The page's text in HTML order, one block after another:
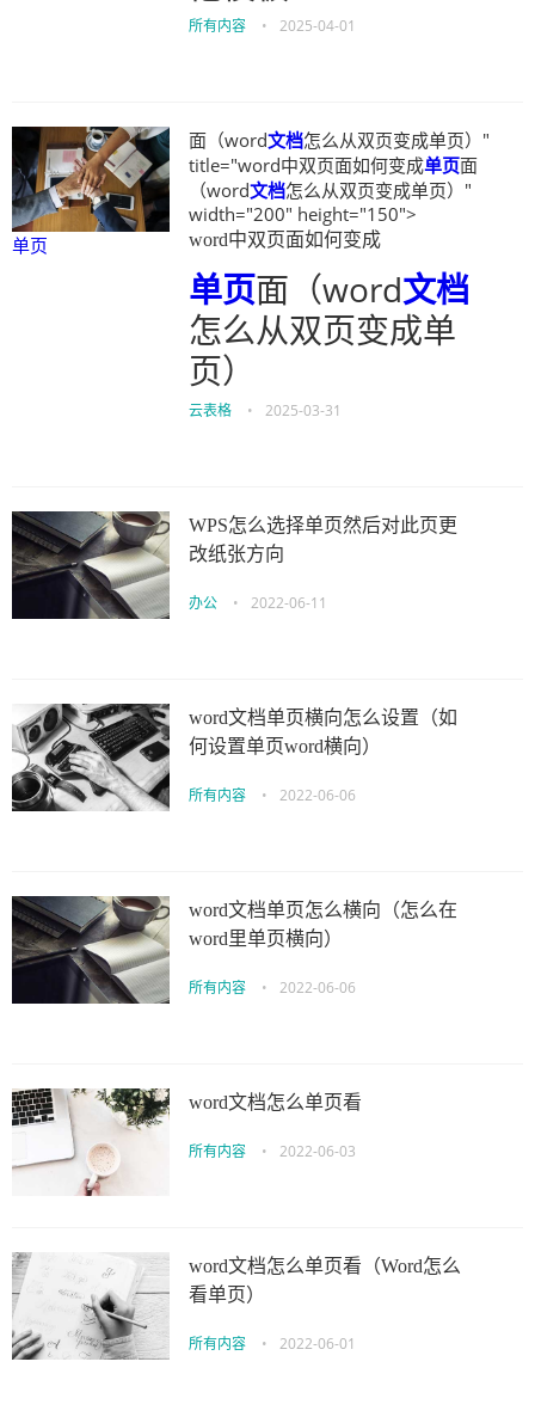
所有内容 • 2025-04-01
单页
面（word文档怎么从双页变成单页）"
title="word中双页面如何变成单页面
（word文档怎么从双页变成单页）"
width="200" height="150">
word中双页面如何变成
单页面（word文档
怎么从双页变成单
页）
云表格 • 2025-03-31
WPS怎么选择单页然后对此页更
改纸张方向
办公 • 2022-06-11
word文档单页横向怎么设置（如
何设置单页word横向）
所有内容 • 2022-06-06
word文档单页怎么横向（怎么在
word里单页横向）
所有内容 • 2022-06-06
word文档怎么单页看
所有内容 • 2022-06-03
word文档怎么单页看（Word怎么
看单页）
所有内容 • 2022-06-01